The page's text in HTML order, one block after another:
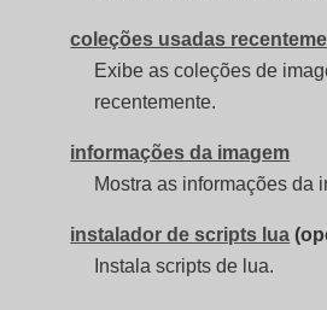
coleções usadas
Exibe as coleções de
recentemente.
informações da imagem
Mostra as informações da
instalador de scripts lua
Instala scripts de lua.